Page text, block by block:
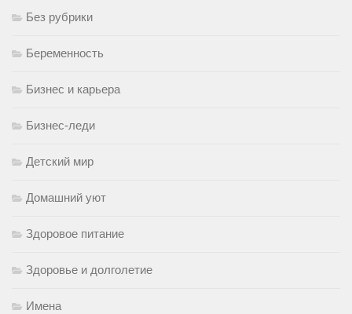
Без рубрики
Беременность
Бизнес и карьера
Бизнес-леди
Детский мир
Домашний уют
Здоровое питание
Здоровье и долголетие
Имена